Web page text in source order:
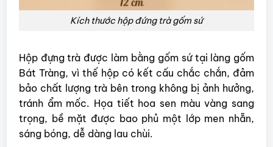
Kích thước hộp đứng trà gốm sứ
Hộp đựng trà được làm bằng gốm sứ tại làng gốm
Bát Tràng, vì thế hộp có kết cấu chắc chắn, đảm
bảo chất lượng trà bên trong không bị ảnh hưởng,
tránh ẩm mốc. Họa tiết hoa sen màu vàng sang
trọng, bề mặt được bao phủ một lớp men nhẵn,
sáng bóng, dễ dàng lau chùi.